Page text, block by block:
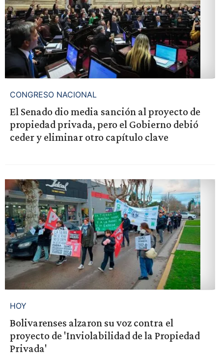
CONGRESO NACIONAL
El Senado dio media sanción al proyecto de
propiedad privada, pero el Gobierno debió
ceder y eliminar otro capítulo clave
HOY
Bolivarenses alzaron su voz contra el
proyecto de 'Inviolabilidad de la Propiedad
Privada'